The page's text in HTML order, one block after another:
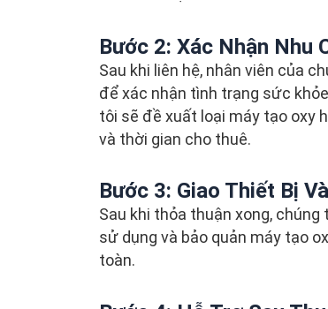
Bước 2: Xác Nhận Nhu
Sau khi liên hệ, nhân viên của
để xác nhận tình trạng sức
tôi sẽ đề xuất loại máy tạo oxy
và thời gian cho thuê.
Bước 3: Giao Thiết Bị
Sau khi thỏa thuận xong,
sử dụng và bảo quản máy tạo
toàn.